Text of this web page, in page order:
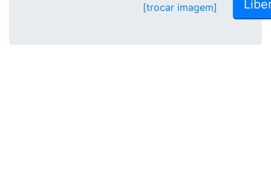
[trocar imagem]